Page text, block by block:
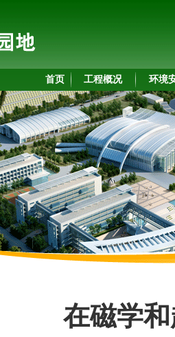
首页 工程概况 环境
在磁学